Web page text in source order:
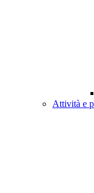
Attività e